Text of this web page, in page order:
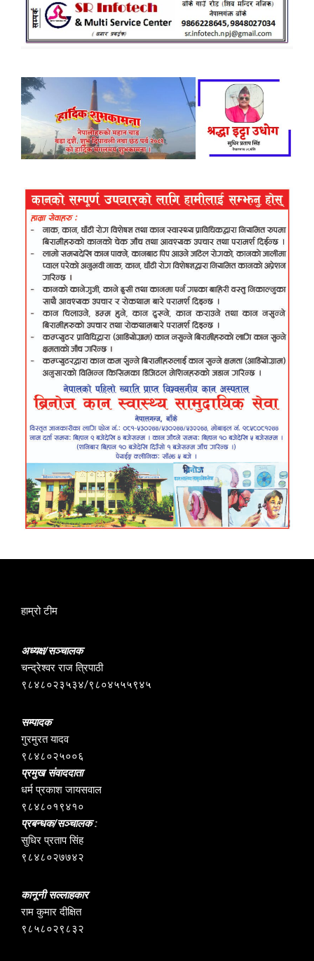
हाम्रो टीम
अध्यक्ष/सञ्चालक
चन्द्रेश्वर राज त्रिपाठी
९८४८०२३५३४/९८०४५५५९४५
सम्पादक
गुरमुरत यादव
९८४८०२५००६
प्रमुख संवाददाता
धर्म प्रकाश जायसवाल
९८४८०१९४१०
प्रबन्धक/सञ्चालक :
सुधिर प्रताप सिंह
९८४८०२७७४२
कानूनी सल्लाहकार
राम कुमार दीक्षित
९८५८०२९८३२